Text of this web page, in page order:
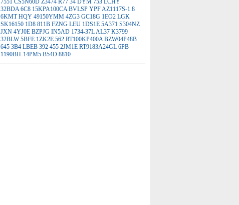
7551 CS5N60D Z3474 R77 34 DYM 753 LCHY
32BDA 6C8 15KPA100CA BVLSP YPFAZ1117S-1.8
6KMT HQY 49150YMM 4ZG3 GC18G 1EO2 LGK
SK16150 1D8 811B FZNG LEU 1DS1E 5A371 S304NZ
JXN 4YJ0E BZPJG IN5AD 1734-37LAL37 K3799
32BLW 5BFE 1ZK2E 562 RT100KP400A BZW04P48B
645 3B4 LBEB 392 455 2JM1E RT9183A24GL 6PB
1190BH-14PM5 B54D 8810